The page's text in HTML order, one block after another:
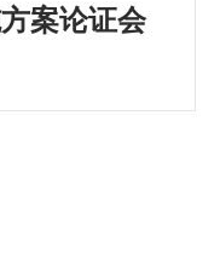
案论证会